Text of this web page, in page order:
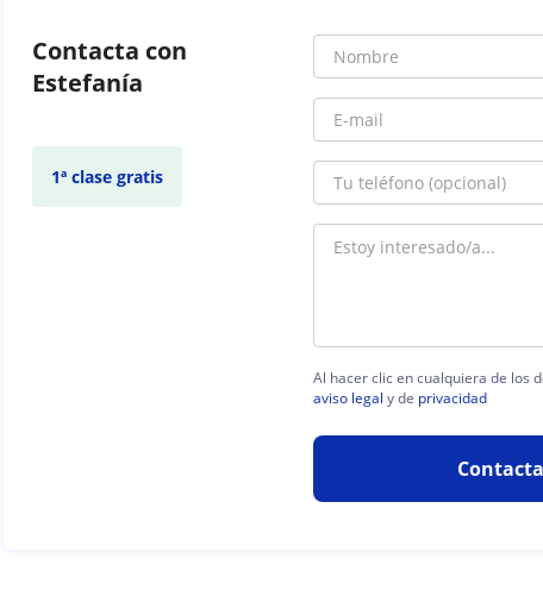
Contacta con
Estefanía
1ª clase gratis
Al hacer clic en cualquiera de los
aviso legal y de privacidad